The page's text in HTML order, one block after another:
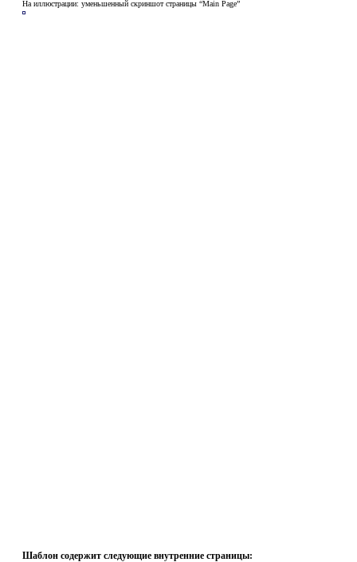
На иллюстрации: уменьшенный скриншот страницы “Main Page”
Шаблон содержит следующие внутренние страницы: